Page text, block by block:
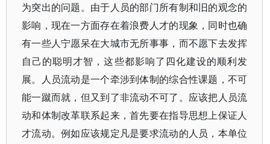
为突出的问题。由于人员的部门所有制和旧的观念的
影响，现在一方面存在着浪费人才的现象，同时也确
有一些人宁愿呆在大城市无所事事，而不愿下去发挥
自己的聪明才智，这些都影响了四化建设的顺利发
展。人员流动是一个牵涉到体制的综合性课题，不可
能一蹴而就，但又到了非流动不可了。应该把人员流
动和体制改革联系起来，首先要在指导思想上保证人
才流动。例如应该规定凡是要求流动的人员，本单位